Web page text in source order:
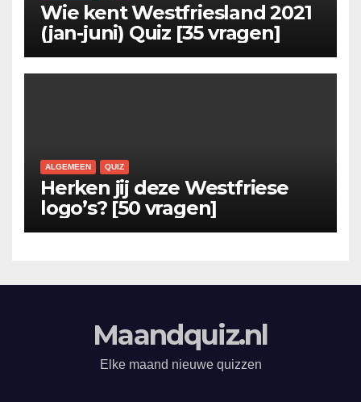
Wie kent Westfriesland 2021
(jan-juni) Quiz [35 vragen]
ALGEMEEN QUIZ
Herken jij deze Westfriese
logo’s? [50 vragen]
Maandquiz.nl
Elke maand nieuwe quizzen